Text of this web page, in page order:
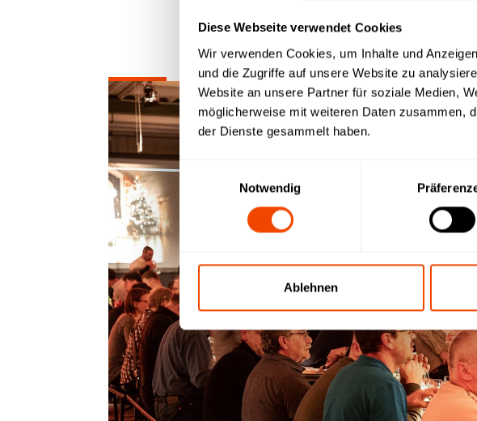
Diese Webseite verwendet Cookies
Wir verwenden Cookies, um Inhalte und
und die Zugriffe auf unsere Website zu
Website an unsere Partner für soziale Medien,
möglicherweise mit weiteren Daten zusammen,
der Dienste gesammelt haben.
Einwilligungsauswahl
Notwendig
Ablehnen